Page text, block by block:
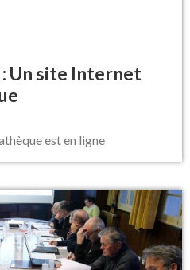
Un site Internet
est en ligne